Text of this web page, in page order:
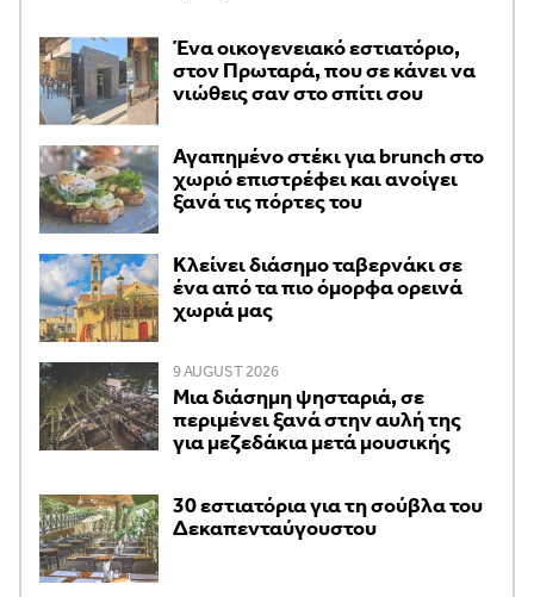
Ένα οικογενειακό εστιατόριο,
στον Πρωταρά, που σε κάνει να
νιώθεις σαν στο σπίτι σου
Αγαπημένο στέκι για brunch στο
χωριό επιστρέφει και ανοίγει
ξανά τις πόρτες του
Κλείνει διάσημο ταβερνάκι σε
ένα από τα πιο όμορφα ορεινά
χωριά μας
9 AUGUST 2026
Μια διάσημη ψησταριά, σε
περιμένει ξανά στην αυλή της
για μεζεδάκια μετά μουσικής
30 εστιατόρια για τη σούβλα του
Δεκαπενταύγουστου